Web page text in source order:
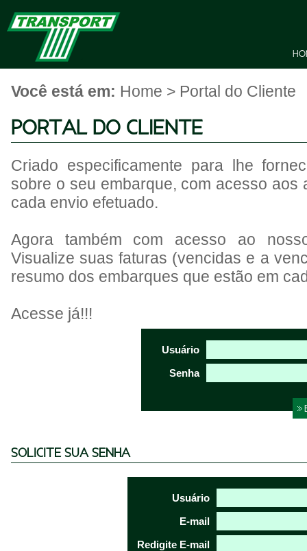
Você está em: Home > Portal do Cliente
PORTAL DO CLIENTE
Criado especificamente para lhe
sobre o seu embarque, com acesso aos
cada envio efetuado.
Agora também com acesso ao
Visualize suas faturas (vencidas e a
resumo dos embarques que estão em
Acesse já!!!
Usuário
Senha
SOLICITE SUA SENHA
Usuário
E-mail
Redigite E-mail